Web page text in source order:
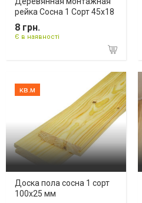
рейка Сосна 1 Сорт 45х18
8 грн.
Є в наявності
кв.м
Доска пола сосна 1 сорт
100х25 мм